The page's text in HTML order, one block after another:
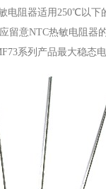
电阻器适用250℃以
留意NTC热敏电阻
系列产品最大稳态电